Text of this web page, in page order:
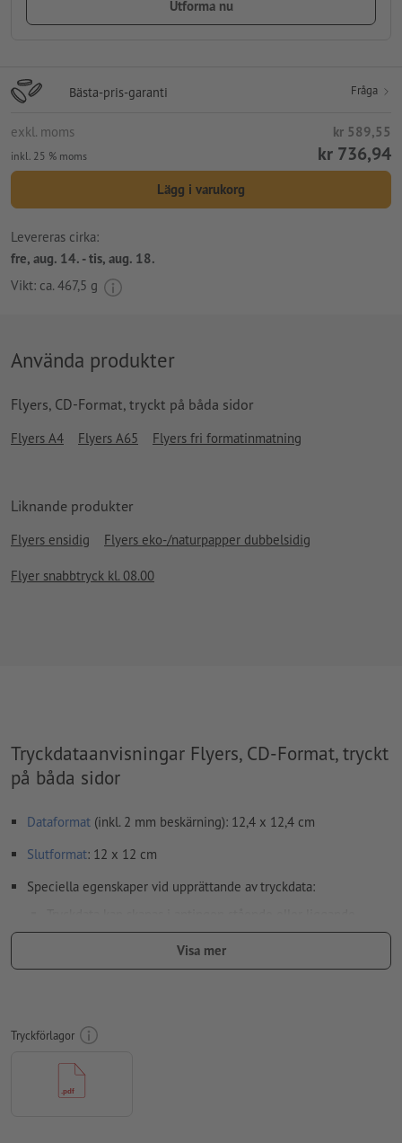
Utforma nu
Bästa-pris-garanti Fråga
exkl. moms kr 589,55
inkl. 25 % moms kr 736,94
Lägg i varukorg
Levereras cirka:
fre, aug. 14. - tis, aug. 18.
Vikt: ca. 467,5 g
Använda produkter
Flyers, CD-Format, tryckt på båda sidor
Flyers A4 Flyers A65 Flyers fri formatinmatning
Liknande produkter
Flyers ensidig Flyers eko-/naturpapper dubbelsidig
Flyer snabbtryck kl. 08.00
Tryckdataanvisningar Flyers, CD-Format, tryckt
på båda sidor
Dataformat (inkl. 2 mm beskärning): 12,4 x 12,4 cm
Slutformat: 12 x 12 cm
Speciella egenskaper vid upprättande av tryckdata:
format. Anpassa dina tryckdata i enlighet med detta.
För att motivet i den färdiga trycktprodukten inte ska hamna
Upplösning:
mm avstånd till slutformatet
Visa mer
Tryckförlagor